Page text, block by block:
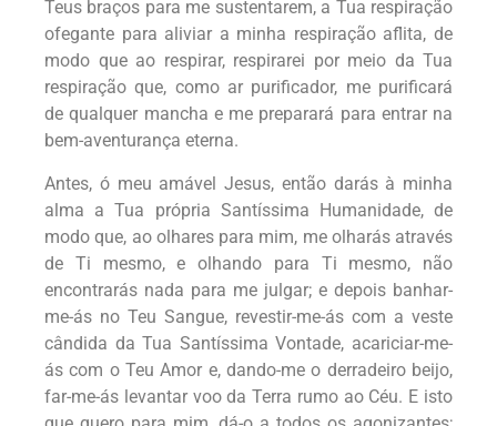
Teus braços para me sustentarem, a Tua respiração
ofegante para aliviar a minha respiração aflita, de
modo que ao respirar, respirarei por meio da Tua
respiração que, como ar purificador, me purificará
de qualquer mancha e me preparará para entrar na
bem-aventurança eterna.
Antes, ó meu amável Jesus, então darás à minha
alma a Tua própria Santíssima Humanidade, de
modo que, ao olhares para mim, me olharás através
de Ti mesmo, e olhando para Ti mesmo, não
encontrarás nada para me julgar; e depois banhar-
me-ás no Teu Sangue, revestir-me-ás com a veste
cândida da Tua Santíssima Vontade, acariciar-me-
ás com o Teu Amor e, dando-me o derradeiro beijo,
far-me-ás levantar voo da Terra rumo ao Céu. E isto